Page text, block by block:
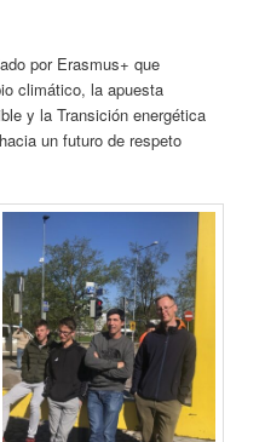
por Erasmus+ que
climático, la apuesta
y la Transición energética
un futuro de respeto